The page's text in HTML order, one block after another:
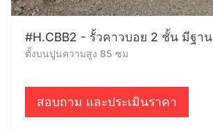
#H.CBB2 - รั้วคาวบอย 2 ชั้น มีฐาน
ตั้งบนปูนความสูง 85 ซม
สอบถาม และประเมินราคา